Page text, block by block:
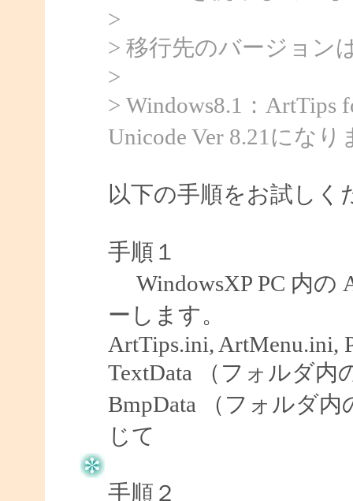
>
> 移行先のバージョン
>
> Windows8.1：ArtTips
Unicode Ver 8.21になり
以下の手順をお試しく
手順１
WindowsXP PC 内の
ーします。
ArtTips.ini, ArtMenu.ini,
TextData （フォルダ
BmpData （フォルダ
じて
手順２